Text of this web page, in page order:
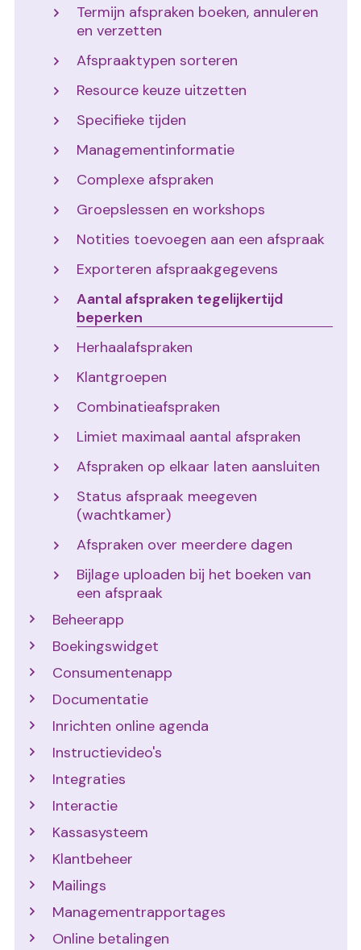
Termijn afspraken boeken, annuleren
en verzetten
Afspraaktypen sorteren
Resource keuze uitzetten
Specifieke tijden
Managementinformatie
Complexe afspraken
Groepslessen en workshops
Notities toevoegen aan een afspraak
Exporteren afspraakgegevens
Aantal afspraken tegelijkertijd
beperken
Herhaalafspraken
Klantgroepen
Combinatieafspraken
Limiet maximaal aantal afspraken
Afspraken op elkaar laten aansluiten
Status afspraak meegeven
(wachtkamer)
Afspraken over meerdere dagen
Bijlage uploaden bij het boeken van
een afspraak
Beheerapp
Boekingswidget
Consumentenapp
Documentatie
Inrichten online agenda
Instructievideo's
Integraties
Interactie
Kassasysteem
Klantbeheer
Mailings
Managementrapportages
Online betalingen